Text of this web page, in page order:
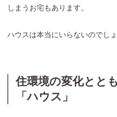
しまうお宅もあります。
ハウスは本当にいらないのでし
住環境の変化とと
「ハウス」